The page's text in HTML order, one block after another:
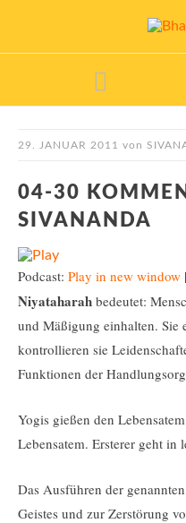
29. JANUAR 2011 von
04-30
SIVANANDA
Podcast: Play in new window |
Niyataharah bedeutet:
und Mäßigung einhalten. Sie
kontrollieren sie
Funktionen der
Yogis gießen den
Lebensatem. Ersterer geht in
Das Ausführen der
Geistes und zur Zerstörung